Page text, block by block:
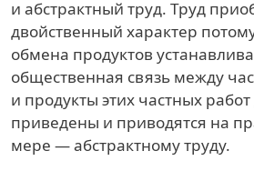
и абстрактный труд. Труд
двойственный характер
обмена продуктов
общественная связь между
и продукты этих частных
приведены и приводятся на
мере — абстрактному труду.